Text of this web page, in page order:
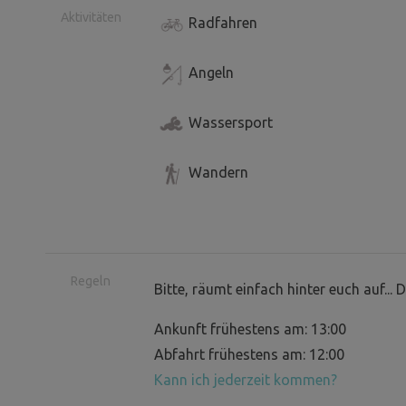
Aktivitäten Radfahren
Angeln
Wassersport
Wandern
Regeln Bitte, räumt einfach hinter euch auf...
Ankunft frühestens am: 13:00
Abfahrt frühestens am: 12:00
Kann ich jederzeit kommen?